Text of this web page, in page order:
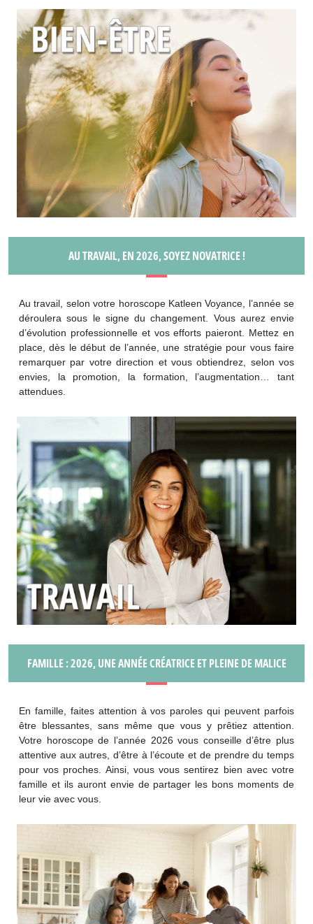
AU TRAVAIL, EN 2026, SOYEZ NOVATRICE !
Au travail, selon votre horoscope Katleen Voyance, l’année se
déroulera sous le signe du changement. Vous aurez envie
d’évolution professionnelle et vos efforts paieront. Mettez en
place, dès le début de l’année, une stratégie pour vous faire
remarquer par votre direction et vous obtiendrez, selon vos
envies, la promotion, la formation, l’augmentation… tant
attendues.
FAMILLE : 2026, UNE ANNÉE CRÉATRICE ET PLEINE DE MALICE
En famille, faites attention à vos paroles qui peuvent parfois
être blessantes, sans même que vous y prêtiez attention.
Votre horoscope de l’année 2026 vous conseille d’être plus
attentive aux autres, d’être à l’écoute et de prendre du temps
pour vos proches. Ainsi, vous vous sentirez bien avec votre
famille et ils auront envie de partager les bons moments de
leur vie avec vous.